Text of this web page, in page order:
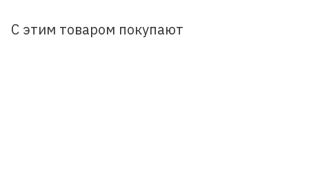
С этим товаром покупают